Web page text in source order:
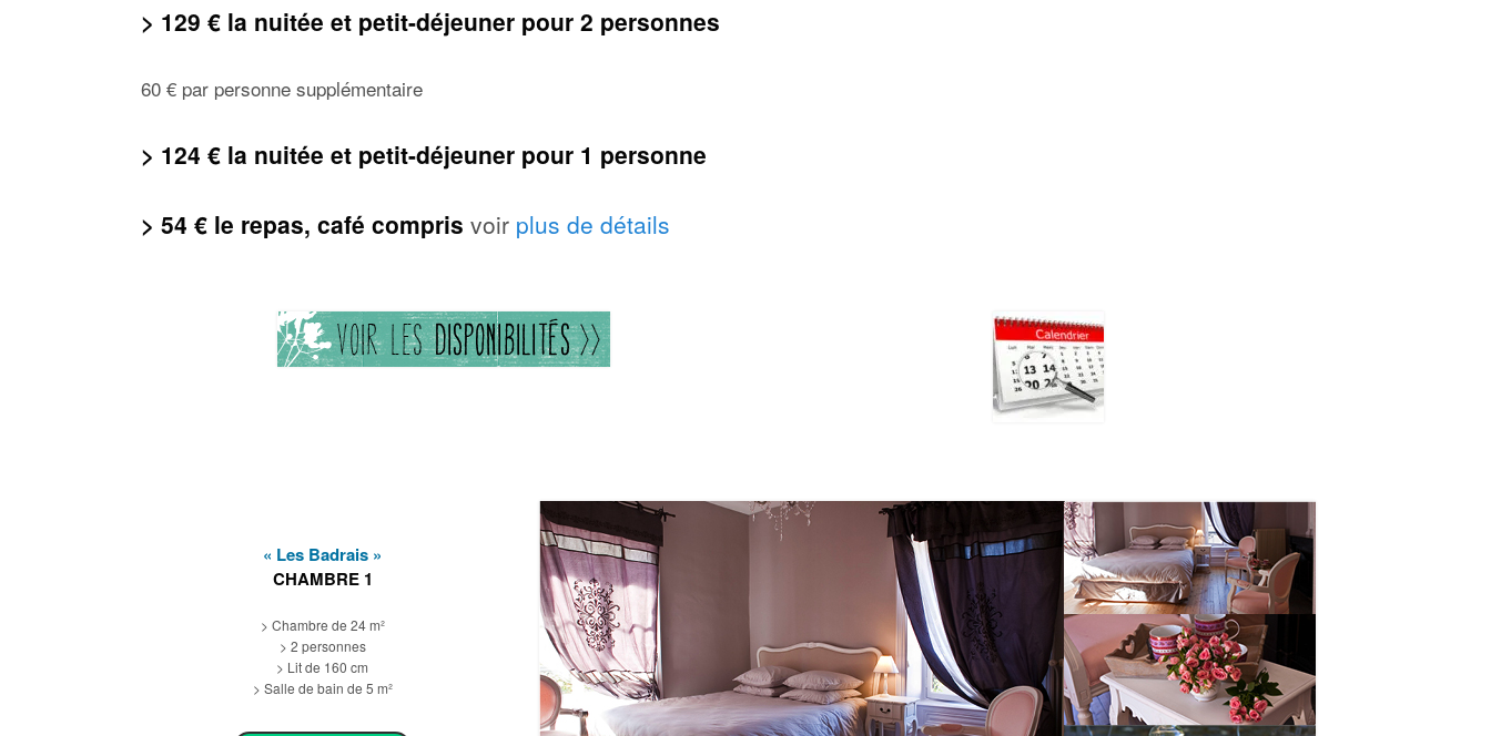
> 129 € la nuitée et petit-déjeuner pour 2 personnes
60 € par personne supplémentaire
> 124 € la nuitée et petit-déjeuner pour 1 personne
> 54 € le repas, café compris voir plus de détails
« Les Badrais »
CHAMBRE 1
> Chambre de 24 m²
> 2 personnes
> Lit de 160 cm
> Salle de bain de 5 m²